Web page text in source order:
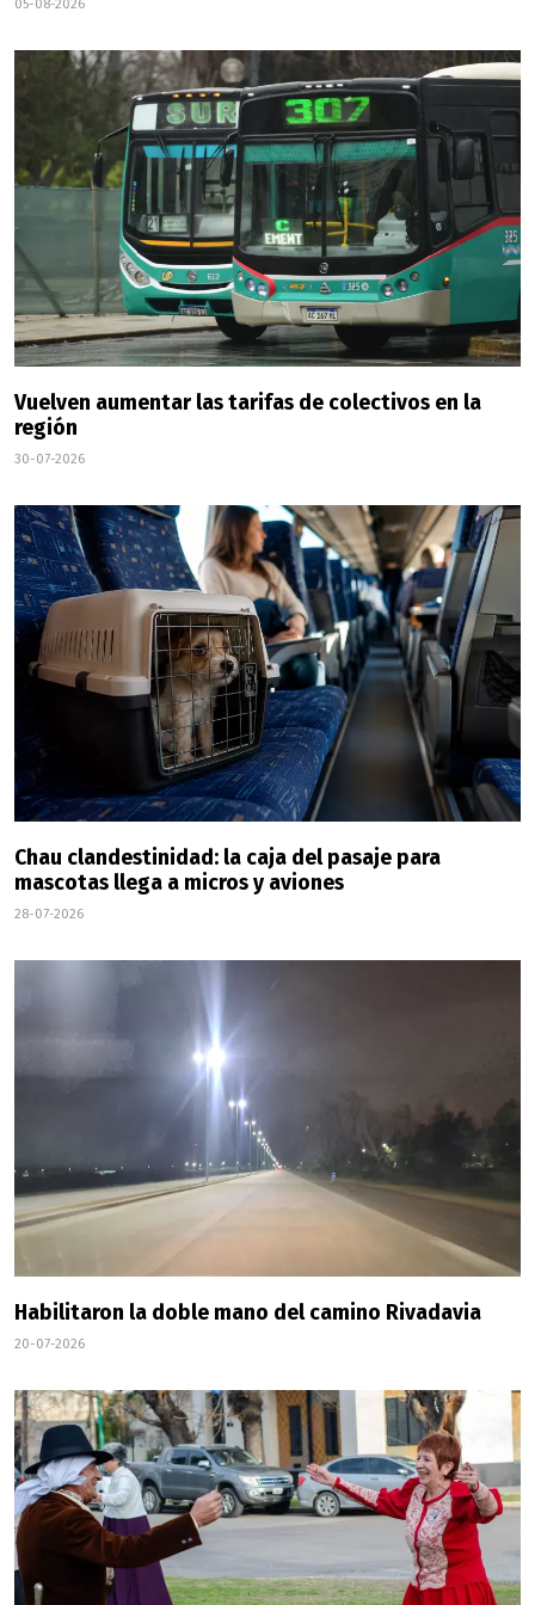
05-08-2026
Vuelven aumentar las tarifas de colectivos en la
región
30-07-2026
Chau clandestinidad: la caja del pasaje para
mascotas llega a micros y aviones
28-07-2026
Habilitaron la doble mano del camino Rivadavia
20-07-2026